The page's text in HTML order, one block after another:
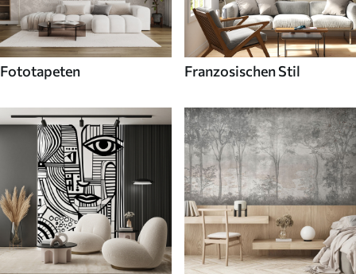
Fototapeten Franzosischen Stil